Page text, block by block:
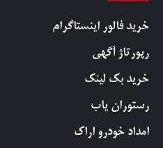
خرید فالور اینستاگرام
رپورتاژ آگهی
خرید بک لینک
رستوران یاب
امداد خودرو اراک